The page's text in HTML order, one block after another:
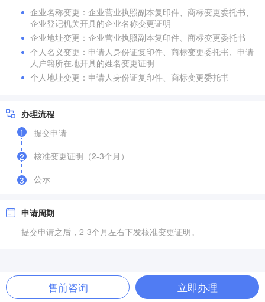
企业名称变更：企业营业执照副本复印件、商标变更委托书、
企业登记机关开具的企业名称变更证明
企业地址变更：企业营业执照副本复印件、商标变更委托书
个人名义变更：申请人身份证复印件、商标变更委托书、申请
人户籍所在地开具的姓名变更证明
个人地址变更：申请人身份证复印件、商标变更委托书
办理流程
1
提交申请
2
核准变更证明（2-3个月）
3 公示
申请周期
提交申请之后，2-3个月左右下发核准变更证明。
售前咨询 立即办理